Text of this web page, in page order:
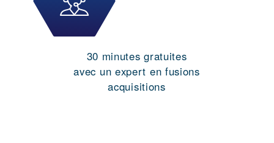
30 minutes gratuites
avec un expert en fusions
acquisitions